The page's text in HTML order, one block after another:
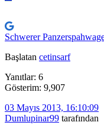
Schwerer
Başlatan cetinsarf
Yanıtlar: 6
Gösterim: 9,907
03 Mayıs 2013, 16:10:09
Dumlupinar99 tarafından